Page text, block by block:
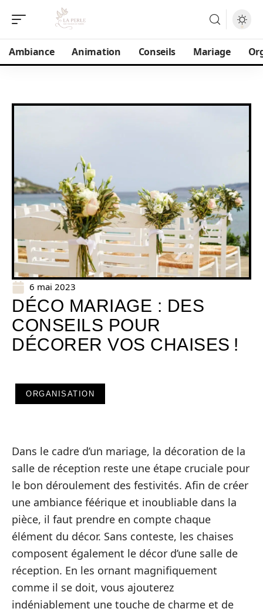
Ambiance Animation Conseils Mariage
6 mai 2023
DÉCO MARIAGE : DES
CONSEILS POUR
DÉCORER VOS CHAISES !
ORGANISATION
Dans le cadre d’un mariage, la décoration de la
salle de réception reste une étape cruciale pour
le bon déroulement des festivités. Afin de créer
une ambiance féérique et inoubliable dans la
pièce, il faut prendre en compte chaque
élément du décor. Sans conteste, les chaises
composent également le décor d’une salle de
réception. En les ornant magnifiquement
comme il se doit, vous ajouterez
indéniablement une touche de charme et de